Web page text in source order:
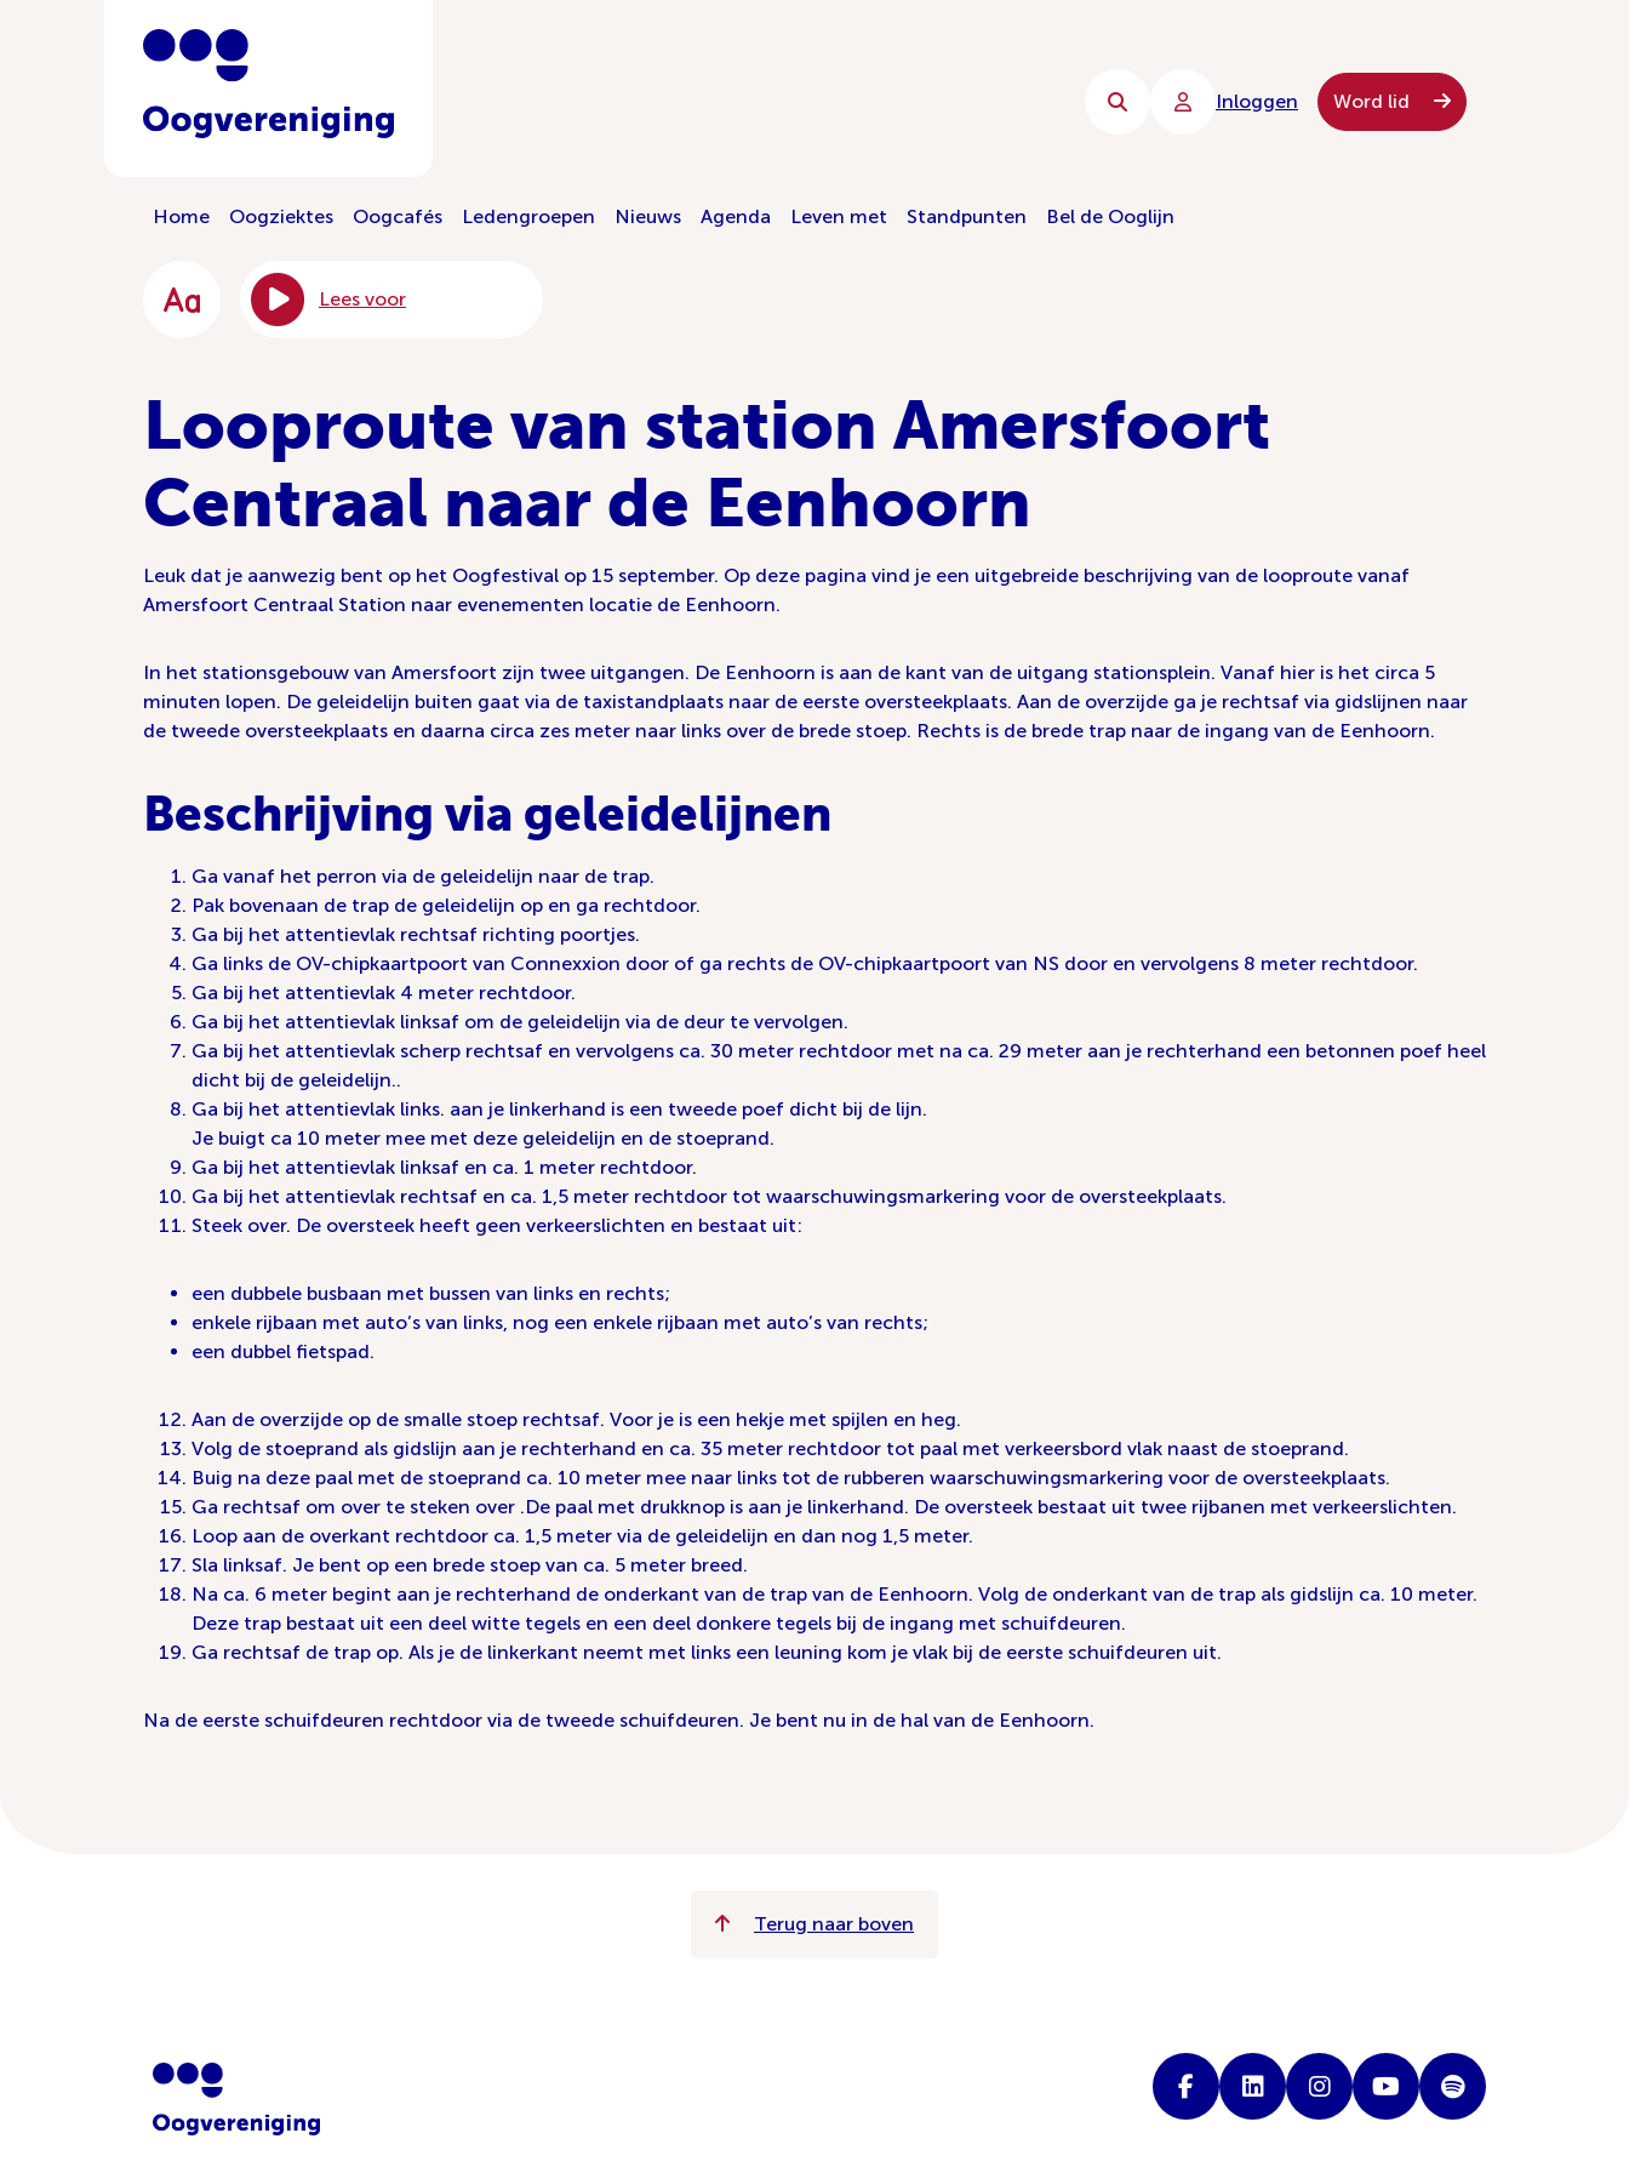
Inloggen Word lid
Home Oogziektes Oogcafés Ledengroepen Nieuws Agenda Leven met Standpunten Bel de Ooglijn
Lees voor
Looproute van station Amersfoort
Centraal naar de Eenhoorn
Leuk dat je aanwezig bent op het Oogfestival op 15 september. Op deze pagina vind je een uitgebreide beschrijving van de looproute vanaf
Amersfoort Centraal Station naar evenementen locatie de Eenhoorn.
In het stationsgebouw van Amersfoort zijn twee uitgangen. De Eenhoorn is aan de kant van de uitgang stationsplein. Vanaf hier is het circa 5
minuten lopen. De geleidelijn buiten gaat via de taxistandplaats naar de eerste oversteekplaats. Aan de overzijde ga je rechtsaf via gidslijnen naar
de tweede oversteekplaats en daarna circa zes meter naar links over de brede stoep. Rechts is de brede trap naar de ingang van de Eenhoorn.
Beschrijving via geleidelijnen
Ga vanaf het perron via de geleidelijn naar de trap.
Pak bovenaan de trap de geleidelijn op en ga rechtdoor.
Ga bij het attentievlak rechtsaf richting poortjes.
Ga links de OV-chipkaartpoort van Connexxion door of ga rechts de OV-chipkaartpoort van NS door en vervolgens 8 meter rechtdoor.
Ga bij het attentievlak 4 meter rechtdoor.
Ga bij het attentievlak linksaf om de geleidelijn via de deur te vervolgen.
Ga bij het attentievlak scherp rechtsaf en vervolgens ca. 30 meter rechtdoor met na ca. 29 meter aan je rechterhand een betonnen poef heel
dicht bij de geleidelijn..
Ga bij het attentievlak links. aan je linkerhand is een tweede poef dicht bij de lijn.
Je buigt ca 10 meter mee met deze geleidelijn en de stoeprand.
Ga bij het attentievlak linksaf en ca. 1 meter rechtdoor.
Ga bij het attentievlak rechtsaf en ca. 1,5 meter rechtdoor tot waarschuwingsmarkering voor de oversteekplaats.
Steek over. De oversteek heeft geen verkeerslichten en bestaat uit:
een dubbele busbaan met bussen van links en rechts;
enkele rijbaan met auto’s van links, nog een enkele rijbaan met auto’s van rechts;
een dubbel fietspad.
Aan de overzijde op de smalle stoep rechtsaf. Voor je is een hekje met spijlen en heg.
Volg de stoeprand als gidslijn aan je rechterhand en ca. 35 meter rechtdoor tot paal met verkeersbord vlak naast de stoeprand.
Buig na deze paal met de stoeprand ca. 10 meter mee naar links tot de rubberen waarschuwingsmarkering voor de oversteekplaats.
Ga rechtsaf om over te steken over .De paal met drukknop is aan je linkerhand. De oversteek bestaat uit twee rijbanen met verkeerslichten.
Loop aan de overkant rechtdoor ca. 1,5 meter via de geleidelijn en dan nog 1,5 meter.
Sla linksaf. Je bent op een brede stoep van ca. 5 meter breed.
Na ca. 6 meter begint aan je rechterhand de onderkant van de trap van de Eenhoorn. Volg de onderkant van de trap als gidslijn ca. 10 meter.
Deze trap bestaat uit een deel witte tegels en een deel donkere tegels bij de ingang met schuifdeuren.
Ga rechtsaf de trap op. Als je de linkerkant neemt met links een leuning kom je vlak bij de eerste schuifdeuren uit.
Na de eerste schuifdeuren rechtdoor via de tweede schuifdeuren. Je bent nu in de hal van de Eenhoorn.
Terug naar boven